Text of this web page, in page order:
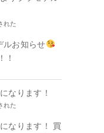
れた
ルお知らせ
！
なります！
れた
なります！ 買